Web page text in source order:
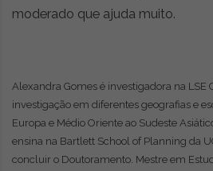
moderado que ajuda muito.
Alexandra Gomes é investigadora na LSE
investigação em diferentes geografias e
Europa e Médio Oriente ao Sudeste
ensina na Bartlett School of Planning da
concluir o Doutoramento. Mestre em